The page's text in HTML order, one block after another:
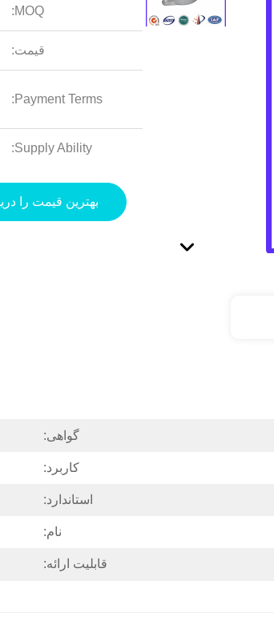
MOQ:
قیمت:
Payment Terms:
Supply Ability:
بهترین قیمت را
گواهی:
کاربرد:
استاندارد:
نام:
قابلیت ارائه: